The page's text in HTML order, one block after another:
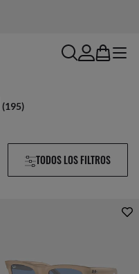
searchaccount
bag menu
(195)
TODOS LOS FILTROS